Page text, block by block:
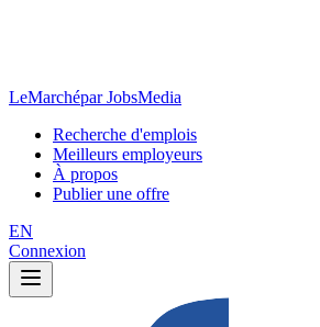
LeMarchépar JobsMedia
Recherche d'emplois
Meilleurs employeurs
À propos
Publier une offre
EN
Connexion